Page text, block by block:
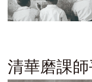
清華磨課